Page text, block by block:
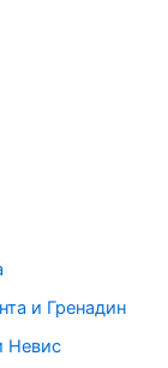
и Гренадин
Невис